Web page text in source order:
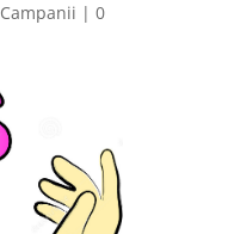
Campanii | 0